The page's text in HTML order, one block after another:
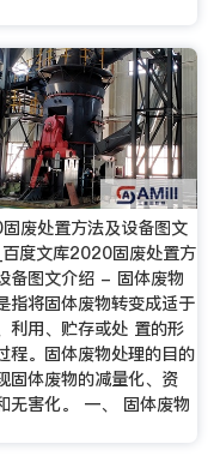
废处置方法及设备图文
百度文库2020固废处置方
备图文介绍 - 固体废物
指将固体废物转变成适于
利用、贮存或处 置的形
程。固体废物处理的目的
固体废物的减量化、资
无害化。 一、 固体废物